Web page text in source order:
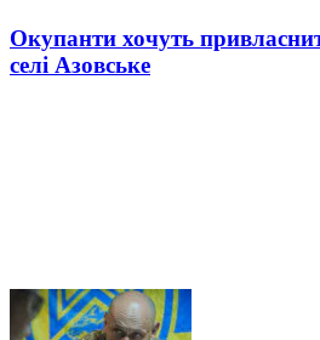
Окупанти хочуть
селі Азовське